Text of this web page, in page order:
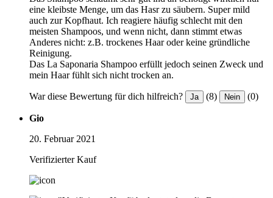
eine kleibste Menge, um das Hasr zu säubern. Super mild
auch zur Kopfhaut. Ich reagiere häufig schlecht mit den
meisten Shampoos, und wenn nicht, dann stimmt etwas
Anderes nicht: z.B. trockenes Haar oder keine gründliche
Reinigung.
Das La Saponaria Shampoo erfüllt jedoch seinen Zweck und
mein Haar fühlt sich nicht trocken an.
War diese Bewertung für dich hilfreich? Ja (8) Nein (0)
Gio
20. Februar 2021
Verifizierter Kauf